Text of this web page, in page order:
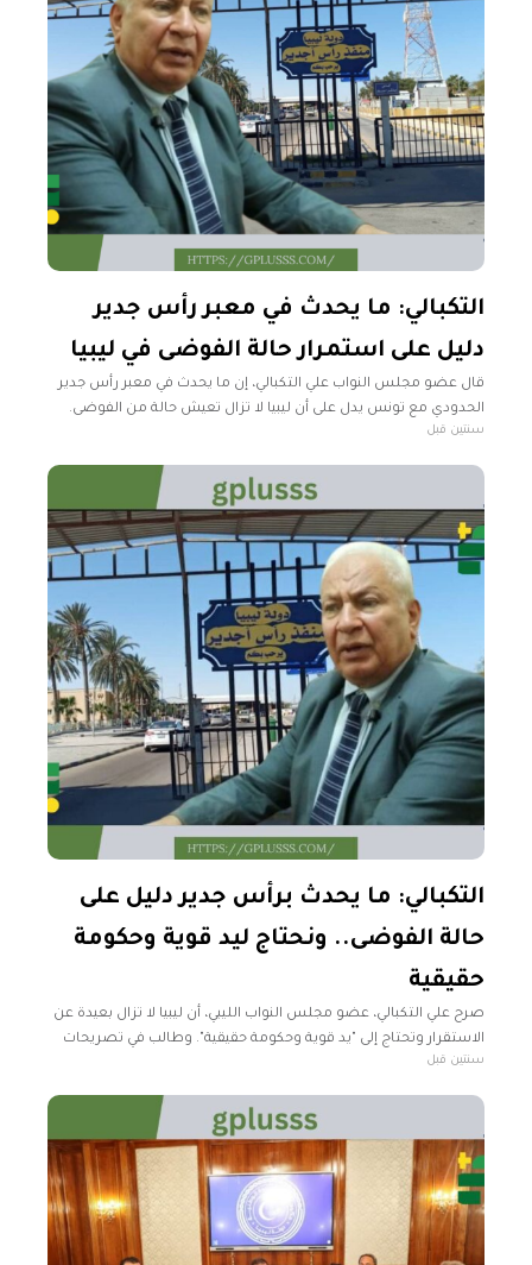
التكبالي: ما يحدث في معبر رأس جدير
دليل على استمرار حالة الفوضى في ليبيا
قال عضو مجلس النواب علي التكبالي، إن ما يحدث في معبر رأس جدير
الحدودي مع تونس يدل على أن ليبيا لا تزال تعيش حالة من الفوضى.
وأوضح التكبالي، في تصريحات
سنتين قبل
التكبالي: ما يحدث برأس جدير دليل على
حالة الفوضى.. ونحتاج ليد قوية وحكومة
حقيقية
صرح علي التكبالي، عضو مجلس النواب الليبي، أن ليبيا لا تزال بعيدة عن
الاستقرار وتحتاج إلى "يد قوية وحكومة حقيقية". وطالب في تصريحات
لوكالة "سبوتنيك" المجتمع الدولي بتحمل مسؤوليته في
سنتين قبل